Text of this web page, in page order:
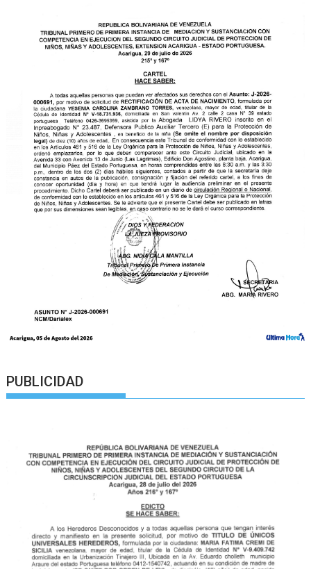
PUBLICIDAD